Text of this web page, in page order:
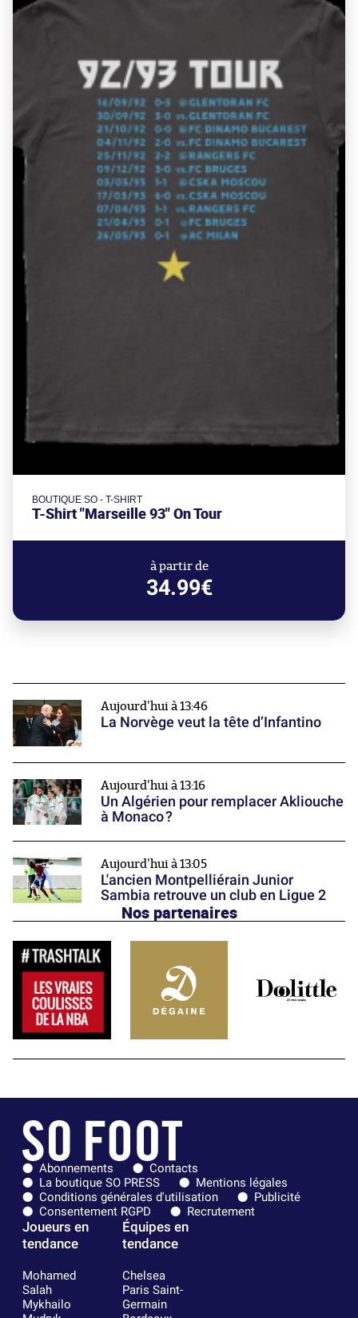
BOUTIQUE SO - T-SHIRT
T-Shirt "Marseille 93" On Tour
à partir de
34.99€
Aujourd'hui à 13:46
La Norvège veut la tête d’Infantino
Aujourd'hui à 13:16
Un Algérien pour remplacer Akliouche
à Monaco ?
Aujourd'hui à 13:05
L'ancien Montpelliérain Junior
Sambia retrouve un club en Ligue 2
Nos partenaires
Abonnements
Contacts
La boutique SO PRESS
Mentions légales
Conditions générales d'utilisation
Publicité
Consentement RGPD
Recrutement
Joueurs en
tendance
Mohamed
Salah
Mykhailo
Équipes en
tendance
Chelsea
Paris Saint-
Germain